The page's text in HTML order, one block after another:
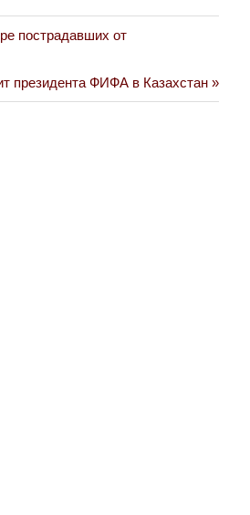
пострадавших от
президента ФИФА в Казахстан
Война Миров. Трамп разгромил